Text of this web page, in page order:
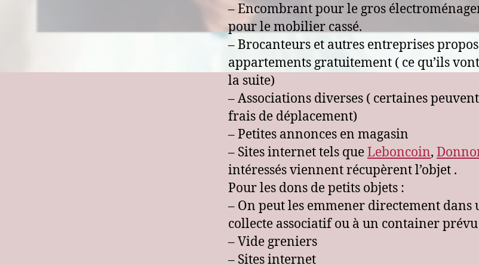
– Encombrant pour le gros
pour le mobilier cassé.
– Brocanteurs et autres entreprises
appartements gratuitement ( ce qu’ils
la suite)
– Associations diverses ( certaines
frais de déplacement)
– Petites annonces en magasin
– Sites internet tels queLeboncoin,
intéressés viennent récupèrent l’objet .
Pour les dons de petits objets :
– On peut les emmener directement dans
collecte associatif ou à un container
– Vide greniers
– Sites internet